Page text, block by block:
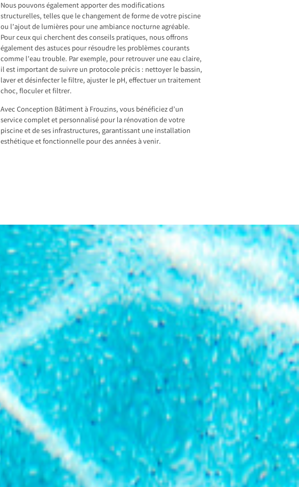
Nous pouvons également apporter des modifications
structurelles, telles que le changement de forme de votre piscine
ou l’ajout de lumières pour une ambiance nocturne agréable.
Pour ceux qui cherchent des conseils pratiques, nous offrons
également des astuces pour résoudre les problèmes courants
comme l’eau trouble. Par exemple, pour retrouver une eau claire,
il est important de suivre un protocole précis : nettoyer le bassin,
laver et désinfecter le filtre, ajuster le pH, effectuer un traitement
choc, floculer et filtrer.
Avec Conception Bâtiment à Frouzins, vous bénéficiez d’un
service complet et personnalisé pour la rénovation de votre
piscine et de ses infrastructures, garantissant une installation
esthétique et fonctionnelle pour des années à venir.